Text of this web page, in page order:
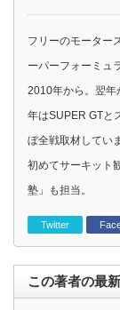
フリーのモーター
ーパーフォーミュ
2010年から。翌年
年はSUPER GTと
ぼ全戦取材してい
初めてサーキット
塾」も担当。
Twitter
この著者の最